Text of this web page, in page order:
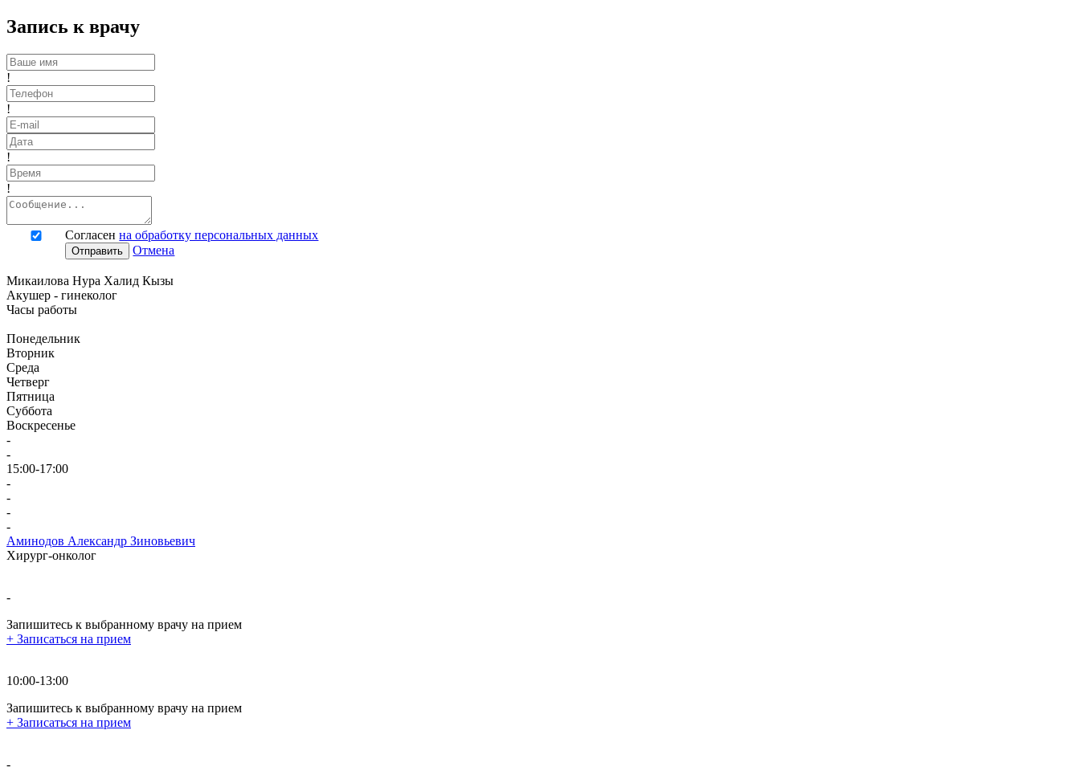
Запись к врачу
!
!
!
!
Согласенна обработку персональных данных
Отправить Отмена
Микаилова Нура Халид Кызы
Акушер - гинеколог
Часы работы
Понедельник
Вторник
Среда
Четверг
Пятница
Суббота
Воскресенье
-
-
15:00-17:00
-
-
-
-
Аминодов Александр Зиновьевич
Хирург-онколог
-
Запишитесь к выбранному врачу на прием
+ Записаться на прием
10:00-13:00
Запишитесь к выбранному врачу на прием
+ Записаться на прием
-